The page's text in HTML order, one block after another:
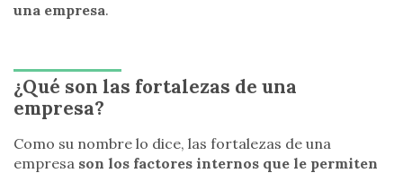
una empresa.
¿Qué son las fortalezas de una
empresa?
Como su nombre lo dice, las fortalezas de una
empresa son los factores internos que le permiten